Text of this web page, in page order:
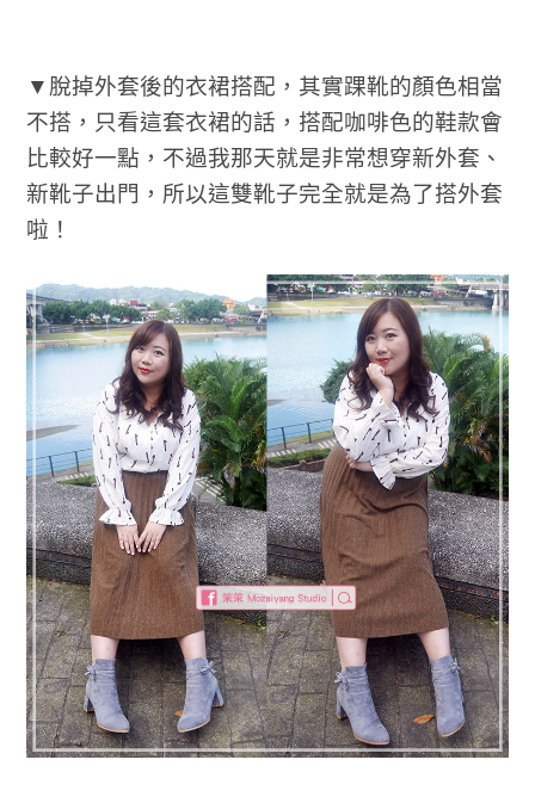
▼脫掉外套後的衣裙搭配，其實踝靴的顏色相當
不搭，只看這套衣裙的話，搭配咖啡色的鞋款會
比較好一點，不過我那天就是非常想穿新外套、
新靴子出門，所以這雙靴子完全就是為了搭外套
啦！